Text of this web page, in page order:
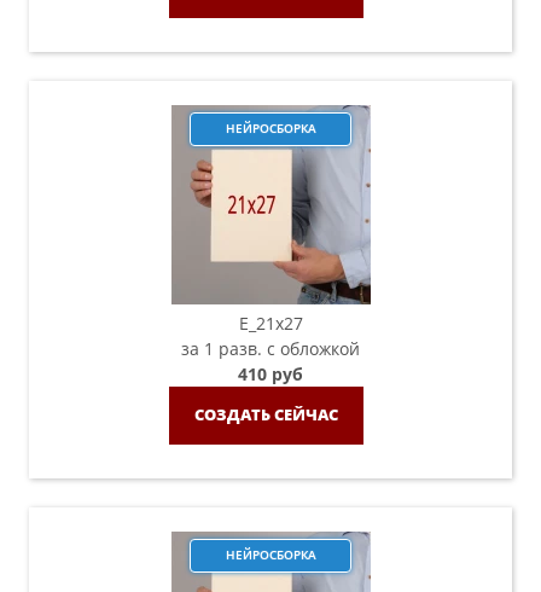
НЕЙРОСБОРКА
E_21х27
за 1 разв. с обложкой
410 руб
СОЗДАТЬ СЕЙЧАС
НЕЙРОСБОРКА